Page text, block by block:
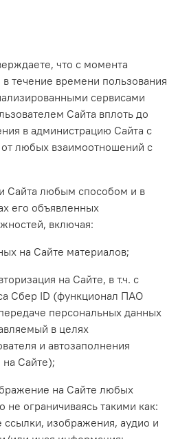
что с момента
течение времени пользования
сервисами
Сайта вплоть до
в администрацию Сайта с
любых взаимоотношений с
Сайта любым способом и в
его объявленных
включая:
на Сайте материалов;
на Сайте, в т.ч. с
Сбер ID (функционал ПАО
персональных данных
в целях
и автозаполнения
на Сайте);
на Сайте любых
не ограничиваясь такими как:
ссылки, изображения, аудио и